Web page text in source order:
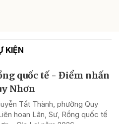
KIỆN
quốc tế - Điểm nhấn
Nhơn
Tất Thành, phường Quy
hoan Lân, Sư, Rồng quốc tế